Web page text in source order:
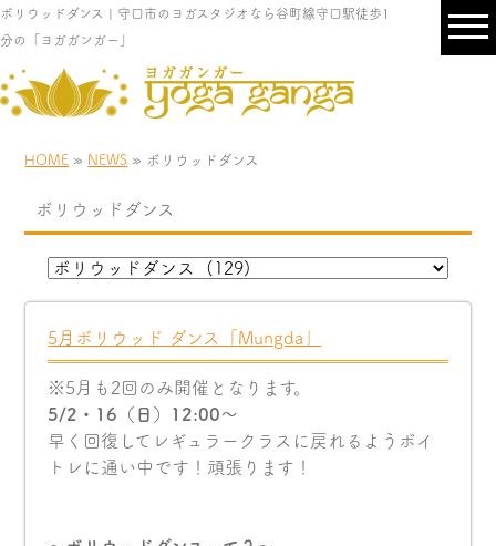
ボリウッドダンス | 守口市のヨガスタジオなら谷町線守口駅徒歩1
分の「ヨガガンガー」
HOME » NEWS » ボリウッドダンス
ボリウッドダンス
5月ボリウッド ダンス「Mungda」
※5月も2回のみ開催となります。
5/2・16（日）12:00〜
早く回復してレギュラークラスに戻れるようボイ
トレに通い中です！頑張ります！